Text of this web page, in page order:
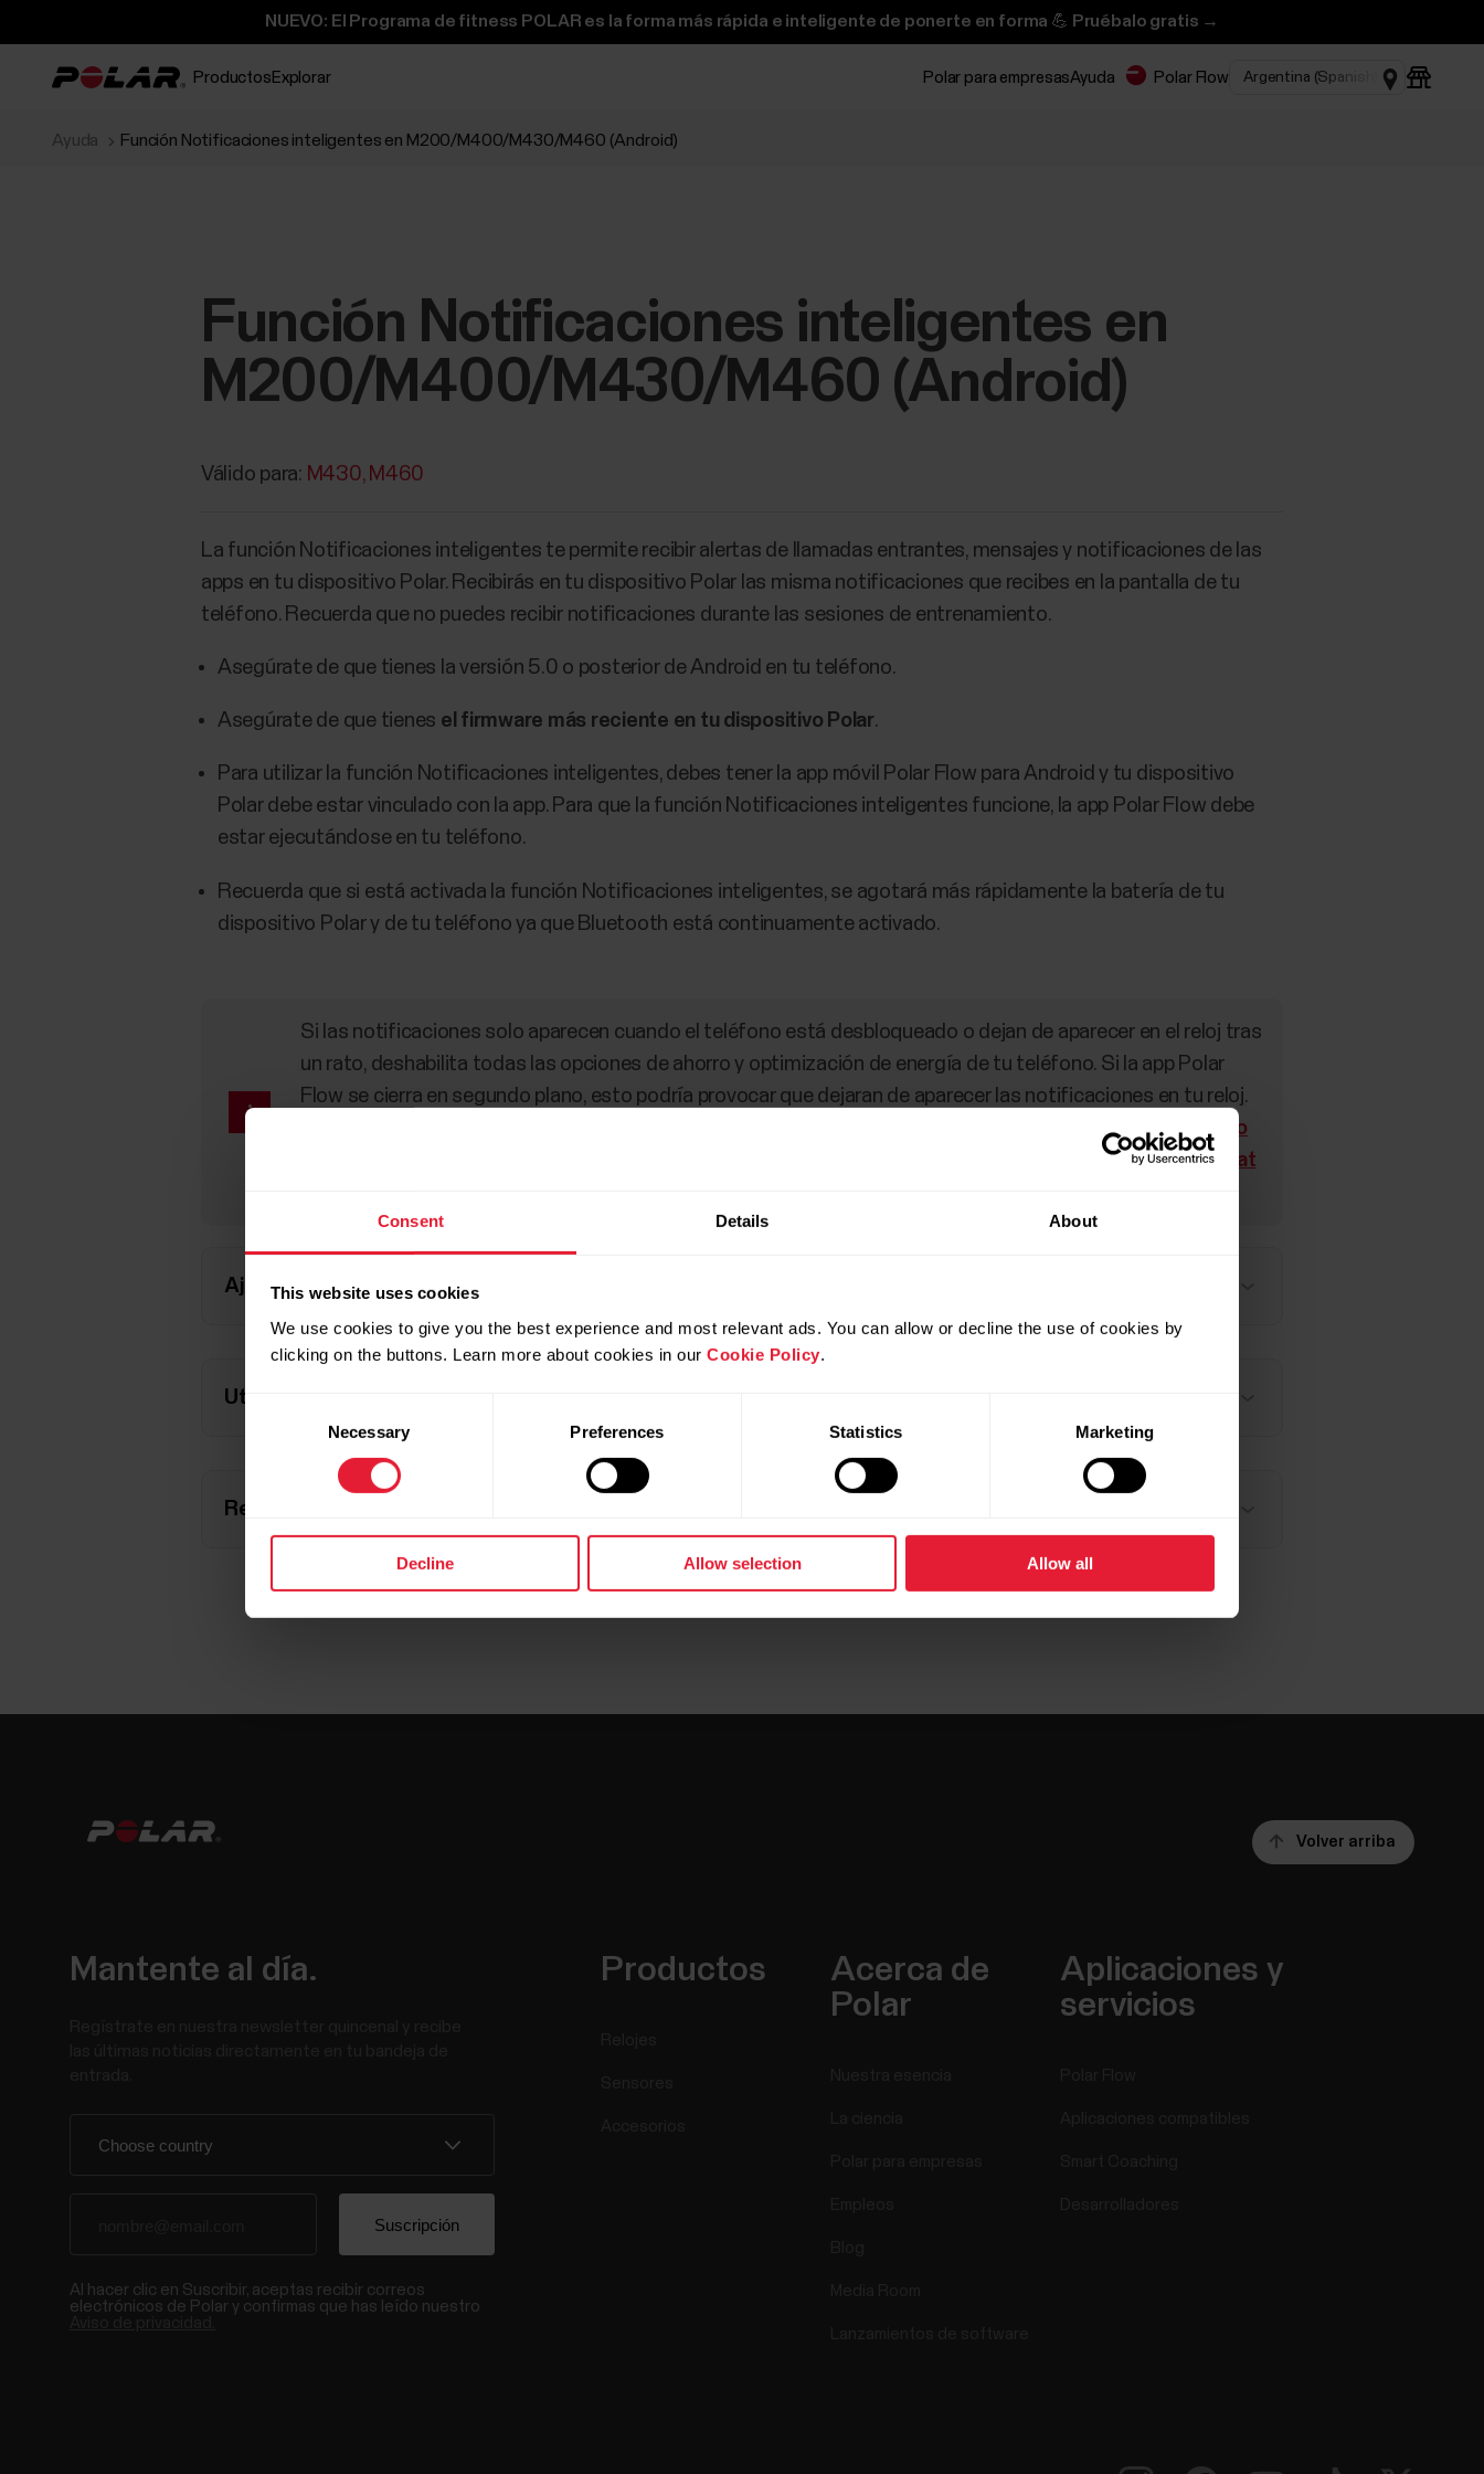
Consent Details About
This website uses cookies
We use cookies to give you the best experience and most relevant ads. You can allow or decline the use of cookies by
clicking on the buttons. Learn more about cookies in our Cookie Policy.
Consent
Necessary Preferences Statistics Marketing
Decline Allow selection Allow all
NUEVO: El Programa de fitness POLAR es la forma más rápida e inteligente de ponerte en forma 💪 Pruébalo gratis →
Productos Explorar Polar para empresasAyuda Polar Flow
Ayuda Función Notificaciones inteligentes en M200/M400/M430/M460 (Android)
Función Notificaciones inteligentes en
M200/M400/M430/M460 (Android)
Válido para: M430 M460
​La función Notificaciones inteligentes te permite recibir alertas de llamadas entrantes, mensajes y notificaciones de las
apps en tu dispositivo Polar. Recibirás en tu dispositivo Polar las misma notificaciones que recibes en la pantalla de tu
teléfono. Recuerda que no puedes recibir notificaciones durante las sesiones de entrenamiento.
Asegúrate de que tienes la versión 5.0 o posterior de Android en tu teléfono.
Asegúrate de que tienes el firmware más reciente en tu dispositivo Polar.
Para utilizar la función Notificaciones inteligentes, debes tener la app móvil Polar Flow para Android y tu dispositivo
Polar debe estar vinculado con la app. Para que la función Notificaciones inteligentes funcione, la app Polar Flow debe
estar ejecutándose en tu teléfono.
Recuerda que si está activada la función Notificaciones inteligentes, se agotará más rápidamente la batería de tu
dispositivo Polar y de tu teléfono ya que Bluetooth está continuamente activado.
Si las notificaciones solo aparecen cuando el teléfono está desbloqueado o dejan de aparecer en el reloj tras
un rato, deshabilita todas las opciones de ahorro y optimización de energía de tu teléfono. Si la app Polar
Flow se cierra en segundo plano, esto podría provocar que dejaran de aparecer las notificaciones en tu reloj.
Para obtener instrucciones acerca de cómo deshabilitar las funciones de ahorro de energía consulta
Cómo
deshabilitar las funciones de ahorro y optimización de energía de las aplicaciones Polar Flow y Polar Beat
Ajustes
Utilización
Resolución de problemas
Volver arriba
Mantente al día.
Al hacer clic en Suscribir, aceptas recibir correos
electrónicos de Polar y confirmas que has leído nuestro
Productos
Acerca de
Polar
Aplicaciones y
servicios